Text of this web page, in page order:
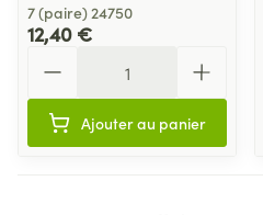
7 (paire) 24750
12,40 €
Ajouter au panier